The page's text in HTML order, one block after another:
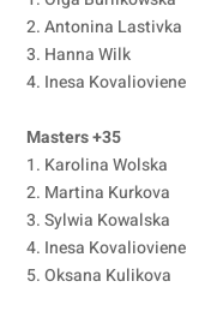
2. Antonina Lastivka
3. Hanna Wilk
4. Inesa Kovalioviene
Masters +35
1. Karolina Wolska
2. Martina Kurkova
3. Sylwia Kowalska
4. Inesa Kovalioviene
5. Oksana Kulikova